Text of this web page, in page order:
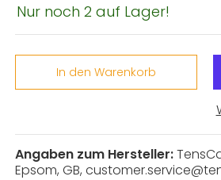
Nur noch 2 auf Lager!
In den Warenkorb
Angaben zum Hersteller:
Epsom, GB,